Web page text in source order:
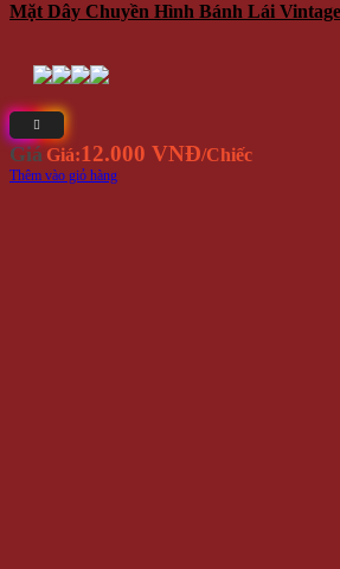
Mặt Dây Chuyền Hình Bánh Lái
Giá Giá:12.000 VNĐ/Chiếc
Thêm vào giỏ hàng